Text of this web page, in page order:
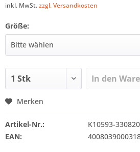
inkl. MwSt.zzgl. Versandkosten
Größe:
In den
Merken
Artikel-Nr.:
K10593-
EAN: